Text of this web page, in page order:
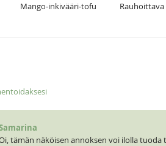
Mango-inkivääri-tofu
tämän näköisen annoksen voi ilolla